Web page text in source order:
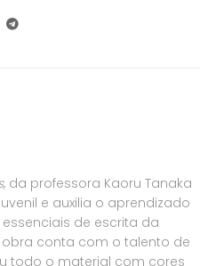
, da professora Kaoru Tanaka
e auxilia o aprendizado
de escrita da
conta com o talento de
todo o material com cores